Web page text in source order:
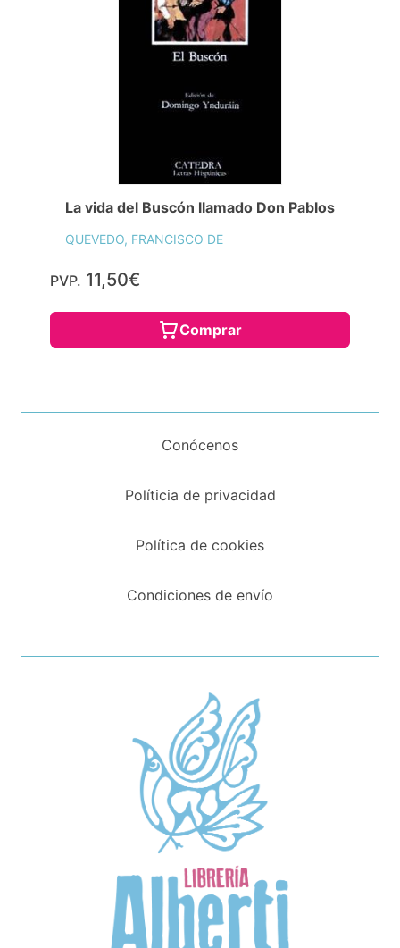
La vida del Buscón llamado Don Pablos
QUEVEDO, FRANCISCO DE
PVP. 11,50€
Comprar
Conócenos
Políticia de privacidad
Política de cookies
Condiciones de envío